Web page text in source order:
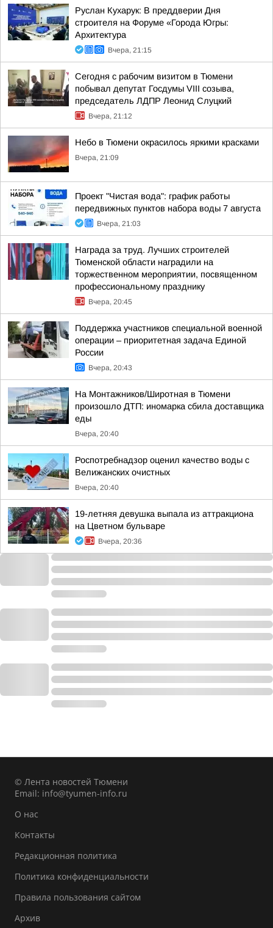
Руслан Кухарук: В преддверии Дня
строителя на Форуме «Города Югры:
Архитектура
Вчера, 21:15
Сегодня с рабочим визитом в Тюмени
побывал депутат Госдумы VIII созыва,
председатель ЛДПР Леонид Слуцкий
Вчера, 21:12
Небо в Тюмени окрасилось яркими красками
Вчера, 21:09
Проект "Чистая вода": график работы
передвижных пунктов набора воды 7 августа
Вчера, 21:03
Награда за труд. Лучших строителей
Тюменской области наградили на
торжественном мероприятии, посвященном
профессиональному празднику
Вчера, 20:45
Поддержка участников специальной военной
операции – приоритетная задача Единой
России
Вчера, 20:43
На Монтажников/Широтная в Тюмени
произошло ДТП: иномарка сбила доставщика
еды
Вчера, 20:40
Роспотребнадзор оценил качество воды с
Велижанских очистных
Вчера, 20:40
19-летняя девушка выпала из аттракциона
на Цветном бульваре
Вчера, 20:36
© Лента новостей Тюмени
Email: info@tyumen-info.ru
О нас
Контакты
Редакционная политика
Политика конфиденциальности
Правила пользования сайтом
Архив